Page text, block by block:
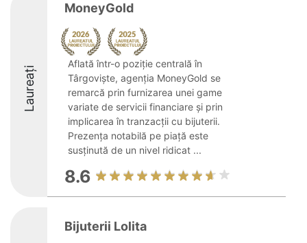
Laureați
MoneyGold
Aflată într-o poziție centrală în
Târgoviște, agenția MoneyGold se
remarcă prin furnizarea unei game
variate de servicii financiare și prin
implicarea în tranzacții cu bijuterii.
Prezența notabilă pe piață este
susținută de un nivel ridicat ...
8.6
Bijuterii Lolita